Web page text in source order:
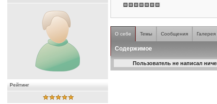
Рейтинг
О себе Темы Сообщения Галерея
Содержимое
Пользователь не написал